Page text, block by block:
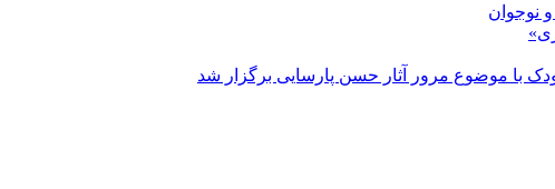
نوجوان
با موضوع مرور آثار حسن پارسایی برگزار شد